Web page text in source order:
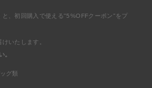
、初回購入で使える"5%OFFクーポン"をプ
いたします。
。
グ類